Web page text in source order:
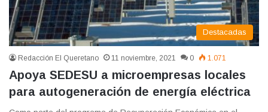
Destacadas
Redacción El Queretano 11 noviembre, 2021 0 1.071
Apoya SEDESU a microempresas locales
para autogeneración de energía eléctrica